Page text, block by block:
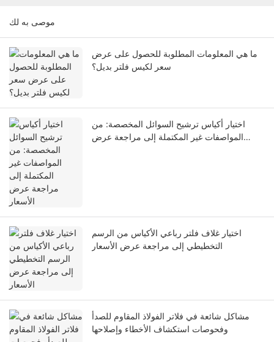
موصى به لك
ما هي المعلومات المطلوبة للحصول على عرض
سعر لكيس فلتر بديل؟
اختيار أكياس ترشيح السوائل المخصصة: من
المواصفات غير المكتملة إلى مراجعة عرض
اختيار غلاف فلتر رباعي الأكياس من الرسم
التخطيطي إلى مراجعة عرض الأسعار
مشاكل شائعة في فلاتر الفولاذ المقاوم للصدأ
وفحوصات استكشاف الأخطاء وإصلاحها